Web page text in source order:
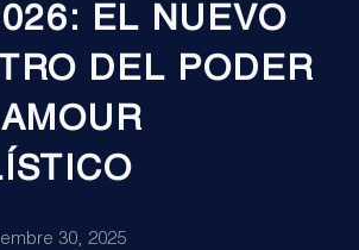
EL NUEVO
DEL PODER
30, 2025